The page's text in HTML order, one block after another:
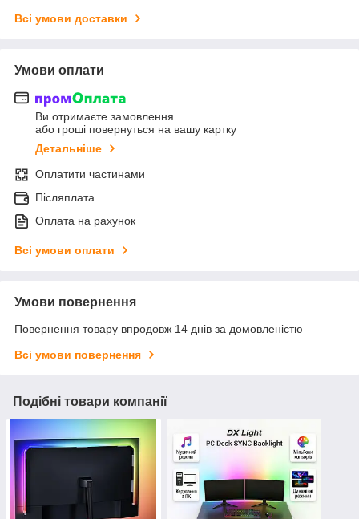
Всі умови доставки
Умови оплати
Ви отримаєте замовлення
або гроші повернуться на вашу картку
Детальніше
Оплатити частинами
Післяплата
Оплата на рахунок
Всі умови оплати
Умови повернення
Повернення товару впродовж 14 днів за домовленістю
Всі умови повернення
Подібні товари компанії